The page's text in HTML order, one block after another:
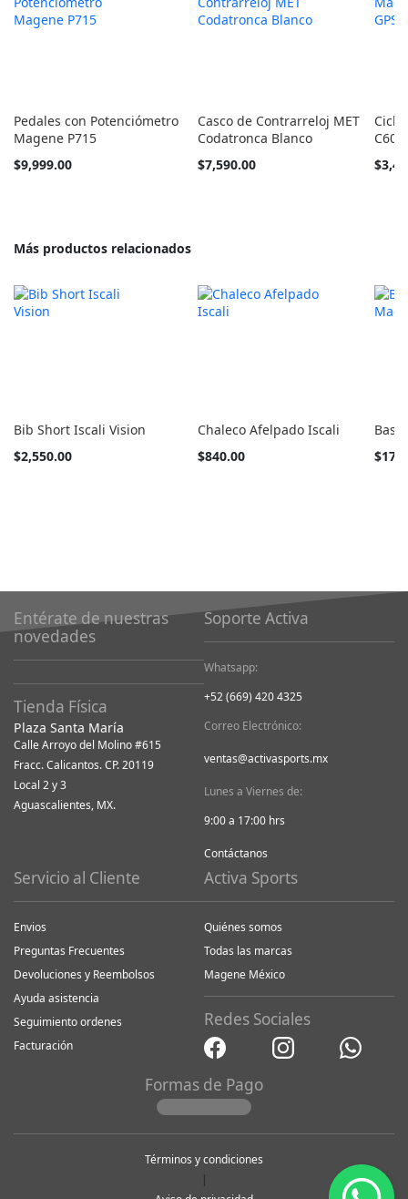
Pedales con Potenciómetro
Magene P715
$9,999.00
Casco de Contrarreloj MET
Codatronca Blanco
Tan
$7,590.00
C606
Más productos relacionados
Bib Short Iscali Vision
Tan
$2,550.00
Chaleco Afelpado Iscali
Tan
$840.00
Entérate de nuestras
novedades
Tienda Física
Plaza Santa María
Calle Arroyo del Molino #615
Fracc. Calicantos. CP. 20119
Local 2 y 3
Aguascalientes, MX.
Soporte Activa
Whatsapp:
+52 (669) 420 4325
Correo Electrónico:
ventas@activasports.mx
Lunes a Viernes de:
9:00 a 17:00 hrs
Contáctanos
Servicio al Cliente
Envios
Preguntas Frecuentes
Devoluciones y Reembolsos
Ayuda asistencia
Seguimiento ordenes
Facturación
Activa Sports
Quiénes somos
Todas las marcas
Magene México
Redes Sociales
Formas de Pago
Términos y condiciones
|